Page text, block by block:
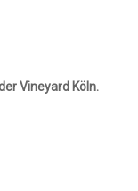
Vineyard Köln.